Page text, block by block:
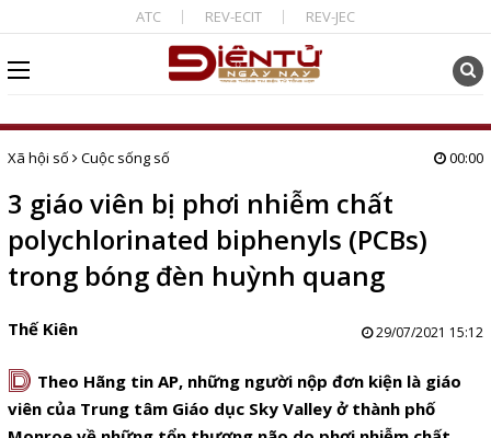
ATC REV-ECIT REV-JEC
Xã hội số Cuộc sống số 00:00
3 giáo viên bị phơi nhiễm chất
polychlorinated biphenyls (PCBs)
trong bóng đèn huỳnh quang
Thế Kiên 29/07/2021 15:12
D Theo Hãng tin AP, những người nộp đơn kiện là giáo
viên của Trung tâm Giáo dục Sky Valley ở thành phố